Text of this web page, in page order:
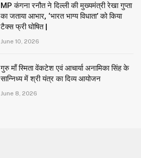
MP कंगना रनौत ने दिल्ली की मुख्यमंत्री रेखा गुप्ता
का जताया आभार, ‘भारत भाग्य विधाता’ को किया
टैक्स फ्री घोषित |
June 10, 2026
गुरु माँ स्मिता वेंकटेश एवं आचार्या अनामिका सिंह के
सान्निध्य में श्री यंत्र का दिव्य आयोजन
June 8, 2026